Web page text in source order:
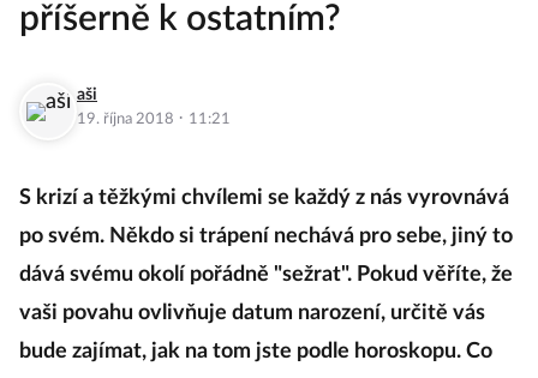
příšerně k ostatním?
aši
19. října 2018 · 11:21
S krizí a těžkými chvílemi se každý z nás vyrovnává
po svém. Někdo si trápení nechává pro sebe, jiný to
dává svému okolí pořádně "sežrat". Pokud věříte, že
vaši povahu ovlivňuje datum narození, určitě vás
bude zajímat, jak na tom jste podle horoskopu. Co